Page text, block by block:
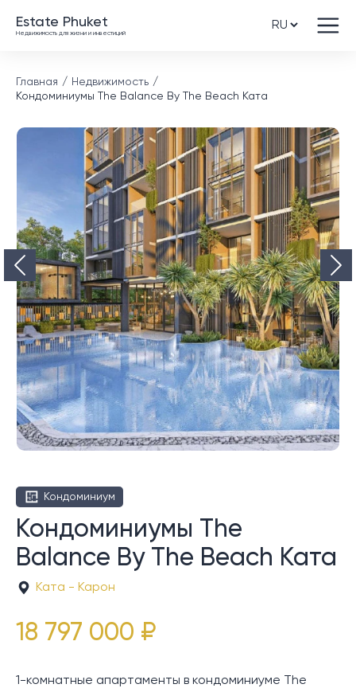
Estate Phuket
Недвижимость для жизни и инвестиций
Главная
Недвижимость
Кондоминиумы The Balance By The Beach Ката
Кондоминиум
Кондоминиумы The
Balance By The Beach Ката
Ката - Карон
18 797 000 ₽
1-комнатные апартаменты в кондоминиуме The